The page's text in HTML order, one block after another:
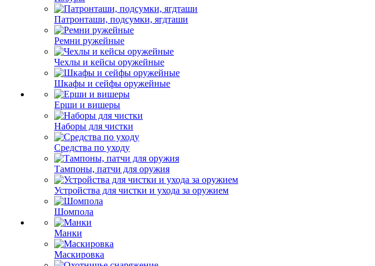
Патронташи, подсумки, ягдташи
Ремни ружейные
Чехлы и кейсы оружейные
Шкафы и сейфы оружейные
Ерши и вишеры
Наборы для чистки
Средства по уходу
Тампоны, патчи для оружия
Устройства для чистки и ухода за оружием
Шомпола
Манки
Маскировка